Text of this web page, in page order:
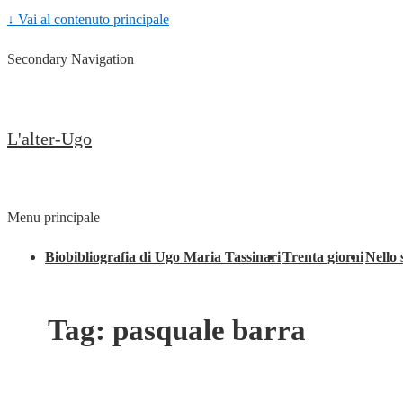
↓ Vai al contenuto principale
Secondary Navigation
L'alter-Ugo
Menu principale
Biobibliografia di Ugo Maria TassinariTrenta giorniNello
Tag: pasquale barra